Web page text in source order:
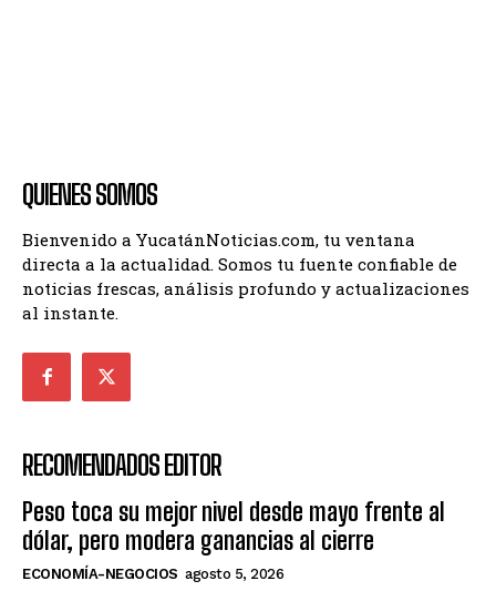
QUIENES SOMOS
Bienvenido a YucatánNoticias.com, tu ventana
directa a la actualidad. Somos tu fuente confiable de
noticias frescas, análisis profundo y actualizaciones
al instante.
RECOMENDADOS EDITOR
Peso toca su mejor nivel desde mayo frente al
dólar, pero modera ganancias al cierre
ECONOMÍA-NEGOCIOS agosto 5, 2026